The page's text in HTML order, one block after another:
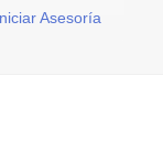
Asesoría